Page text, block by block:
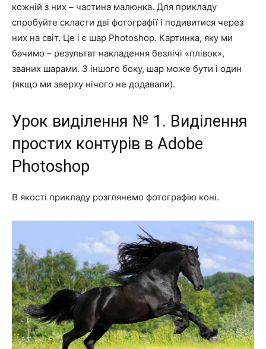
кожній з них – частина малюнка. Для прикладу
спробуйте скласти дві фотографії і подивитися через
них на світ. Це і є шар Photoshop. Картинка, яку ми
бачимо – результат накладення безлічі «плівок»,
званих шарами. З іншого боку, шар може бути і один
(якщо ми зверху нічого не додавали).
Урок виділення № 1. Виділення
простих контурів в Adobe
Photoshop
В якості прикладу розглянемо фотографію коні.